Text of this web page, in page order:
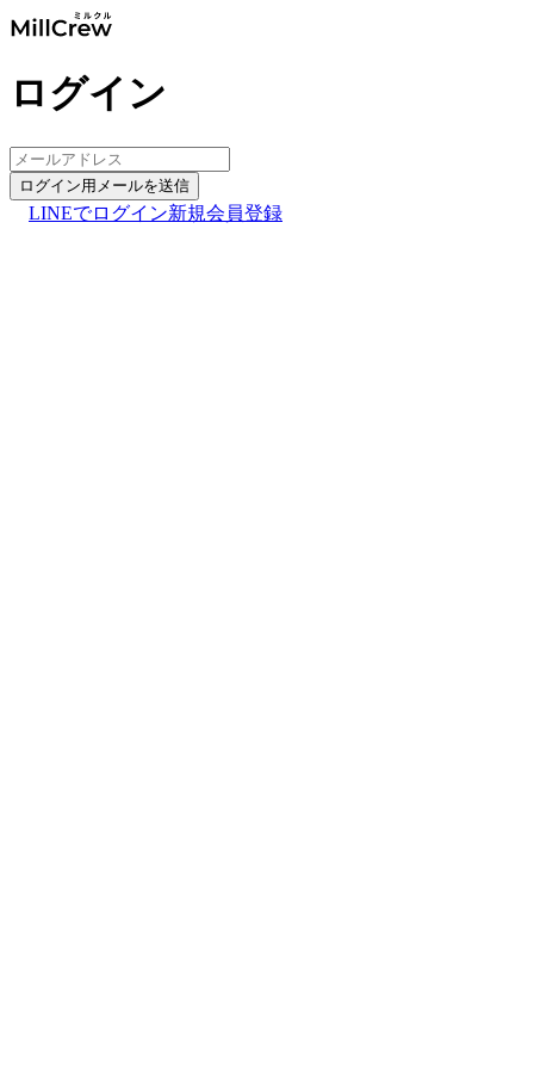
ログイン
ログイン用メールを送信
LINEでログイン新規会員登録